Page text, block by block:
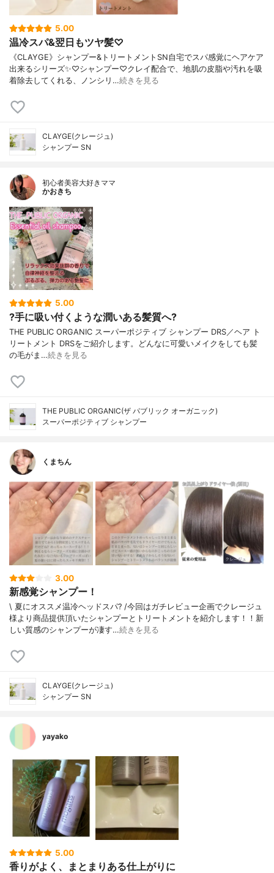
5.00
温冷スパ&翌日もツヤ髪♡
《CLAYGE》シャンプー&トリートメントSN自宅でスパ感覚にヘアケア
出来るシリーズ✨♡シャンプー♡クレイ配合で、地肌の皮脂や汚れを吸
着除去してくれる、ノンシリ…続きを見る
CLAYGE(クレージュ)
シャンプー SN
初心者美容大好きママ
かおきち
5.00
?手に吸い付くような潤いある髪質へ?
THE PUBLIC ORGANIC スーパーポジティブ シャンプー DRS／ヘア ト
リートメント DRSをご紹介します。どんなに可愛いメイクをしても髪
の毛がま…続きを見る
THE PUBLIC ORGANIC(ザ パブリック オーガニック)
スーパーポジティブ シャンプー
くまちん
3.00
新感覚シャンプー！
\ 夏にオススメ温冷ヘッドスパ? /今回はガチレビュー企画でクレージュ
様より商品提供頂いたシャンプーとトリートメントを紹介します！！新
しい質感のシャンプーが凄す…続きを見る
CLAYGE(クレージュ)
シャンプー SN
yayako
5.00
香りがよく、まとまりある仕上がりに